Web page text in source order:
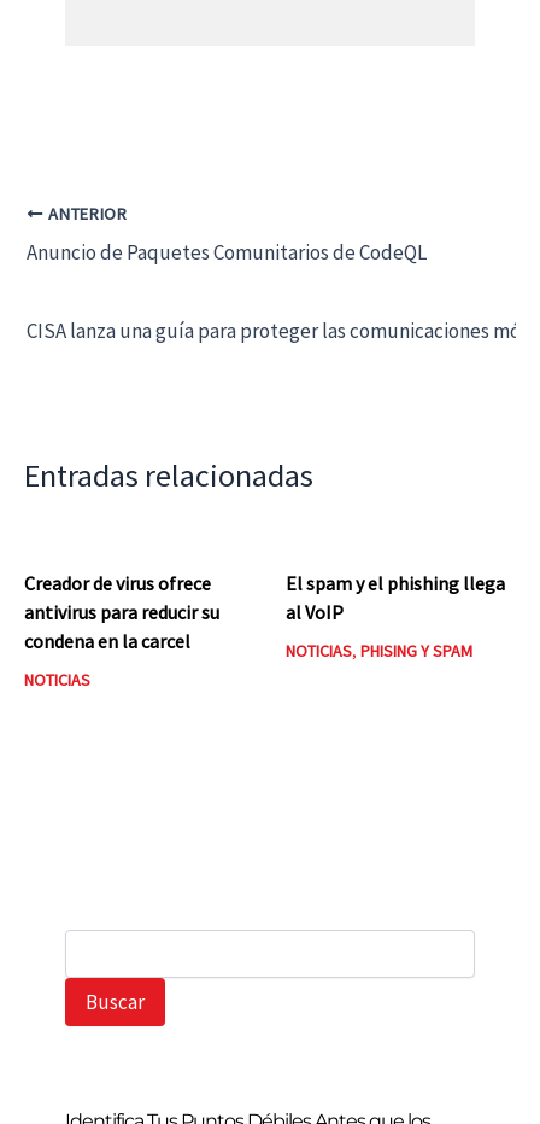
ANTERIOR
Anuncio de Paquetes Comunitarios de CodeQL
CISA lanza una guía para proteger las comunicaciones
Entradas relacionadas
Creador de virus ofrece
antivirus para reducir su
condena en la carcel
NOTICIAS
El spam y el phishing llega
al VoIP
NOTICIAS, PHISING Y SPAM
B
s
Buscar